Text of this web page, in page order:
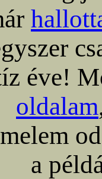
éve!
oldalam
a